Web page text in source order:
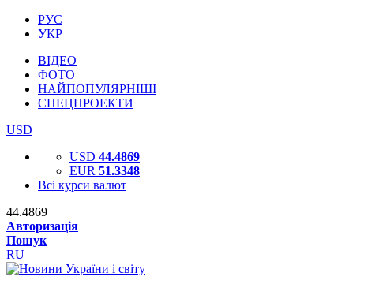
РУС
УКР
ВІДЕО
ФОТО
НАЙПОПУЛЯРНІШІ
СПЕЦПРОЕКТИ
USD
USD 44.4869
EUR 51.3348
Всі курси валют
44.4869
Авторизація
Пошук
RU